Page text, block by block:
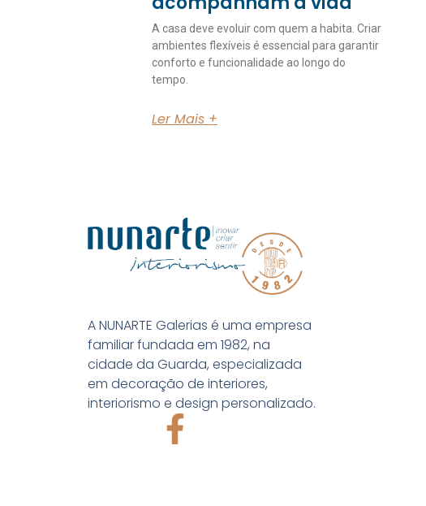
A casa deve evoluir com quem a habita. Criar
ambientes flexíveis é essencial para garantir
conforto e funcionalidade ao longo do
tempo.
Ler Mais +
A NUNARTE Galerias é uma empresa
familiar fundada em 1982, na
cidade da Guarda, especializada
em decoração de interiores,
interiorismo e design personalizado.